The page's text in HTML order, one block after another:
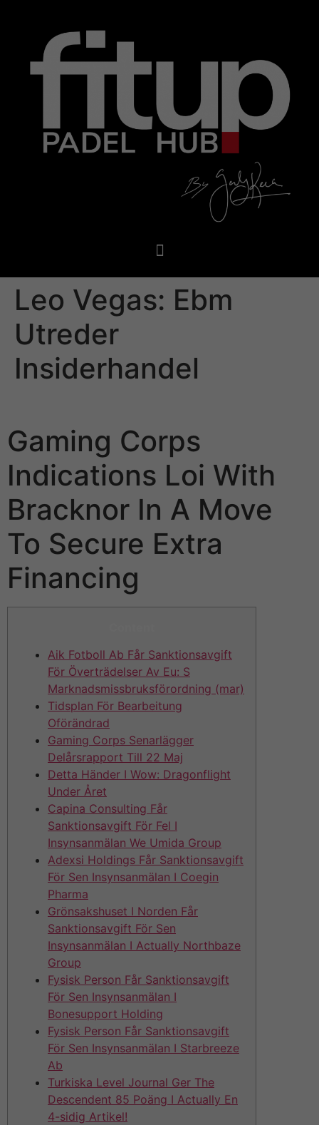
Leo Vegas: Ebm
Utreder
Insiderhandel
Gaming Corps
Indications Loi With
Bracknor In A Move
To Secure Extra
Financing
Aik Fotboll Ab Får Sanktionsavgift
För Överträdelser Av Eu: S
Marknadsmissbruksförordning (mar)
Tidsplan För Bearbeitung
Oförändrad
Gaming Corps Senarlägger
Delårsrapport Till 22 Maj
Detta Händer I Wow: Dragonflight
Under Året
Capina Consulting Får
Sanktionsavgift För Fel I
Insynsanmälan We Umida Group
Adexsi Holdings Får Sanktionsavgift
För Sen Insynsanmälan I Coegin
Pharma
Grönsakshuset I Norden Får
Sanktionsavgift För Sen
Insynsanmälan I Actually Northbaze
Group
Fysisk Person Får Sanktionsavgift
För Sen Insynsanmälan I
Bonesupport Holding
Fysisk Person Får Sanktionsavgift
För Sen Insynsanmälan I Starbreeze
Ab
Turkiska Level Journal Ger The
Descendent 85 Poäng I Actually En
4-sidig Artikel!